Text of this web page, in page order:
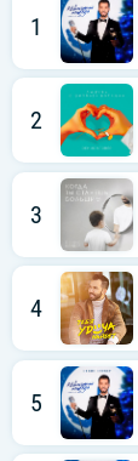
1
2
3
4
5